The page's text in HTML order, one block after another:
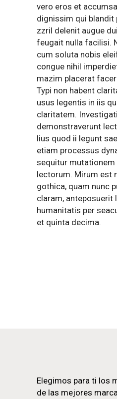
vero eros et
dignissim qui blandit
zzril delenit augue
feugait nulla facilisi.
cum soluta nobis
congue nihil
mazim placerat
Typi non habent
usus legentis in iis
claritatem.
demonstraverunt
lius quod ii legunt
etiam processus
sequitur
lectorum. Mirum est
gothica, quam nunc
claram,
humanitatis per
et quinta decima.
Elegimos para ti los
de las mejores